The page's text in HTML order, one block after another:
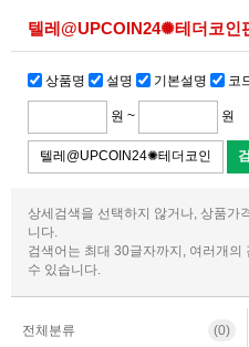
텔레@UPCOIN24✺테더코인
상품명 설명 기본설명 코
원 ~ 원
상세검색을 선택하지 않거나, 상품가
니다.
검색어는 최대 30글자까지, 여러개
수 있습니다.
전체분류 (0)